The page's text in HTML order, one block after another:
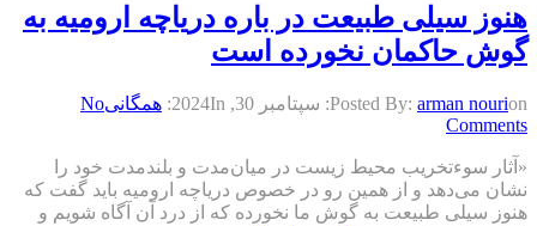
هنوز سیلی طبیعت در باره دریاچه ارومیه به
گوش حاکمان نخورده است
Posted By: arman nourion: سپتامبر 30, 2024 In: همگانیNo
Comments
«آثار سوءتخریب محیط زیست در میان‌مدت و بلندمدت خود را
نشان می‌دهد و از همین رو در خصوص دریاچه ارومیه باید گفت که
هنوز سیلی طبیعت به گوش ما نخورده که از درد آن آگاه شویم و